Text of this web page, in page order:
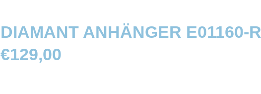
DIAMANT ANHÄNGER E01160-R
€129,00